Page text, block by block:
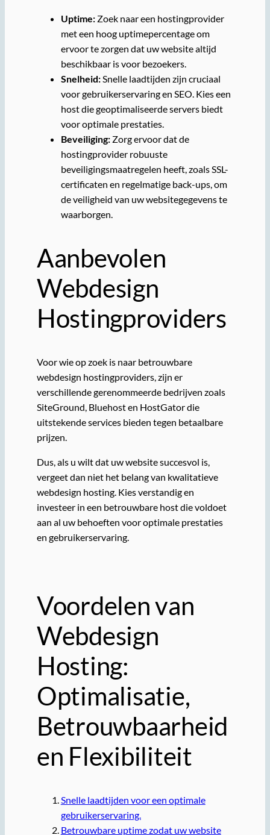
Uptime:Zoek naar een hostingprovider
met een hoog uptimepercentage om
ervoor te zorgen dat uw website altijd
beschikbaar is voor bezoekers.
Snelheid:Snelle laadtijden zijn cruciaal
voor gebruikerservaring en SEO. Kies een
host die geoptimaliseerde servers biedt
voor optimale prestaties.
Beveiliging:Zorg ervoor dat de
hostingprovider robuuste
beveiligingsmaatregelen heeft, zoals SSL-
certificaten en regelmatige back-ups, om
de veiligheid van uw websitegegevens te
waarborgen.
Aanbevolen
Webdesign
Hostingproviders
Voor wie op zoek is naar betrouwbare
webdesign hostingproviders, zijn er
verschillende gerenommeerde bedrijven zoals
SiteGround, Bluehost en HostGator die
uitstekende services bieden tegen betaalbare
prijzen.
Dus, als u wilt dat uw website succesvol is,
vergeet dan niet het belang van kwalitatieve
webdesign hosting. Kies verstandig en
investeer in een betrouwbare host die voldoet
aan al uw behoeften voor optimale prestaties
en gebruikerservaring.
Voordelen van
Webdesign
Hosting:
Optimalisatie,
Betrouwbaarheid
en Flexibiliteit
Snelle laadtijden voor een optimale
gebruikerservaring.
Betrouwbare uptime zodat uw website